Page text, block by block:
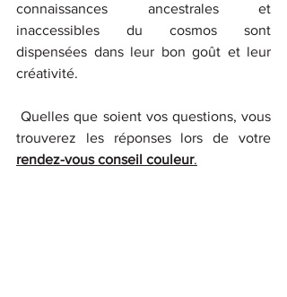
connaissances ancestrales et
inaccessibles du cosmos sont
dispensées dans leur bon goût et leur
créativité.
Quelles que soient vos questions, vous
rendez-vous conseil couleur.